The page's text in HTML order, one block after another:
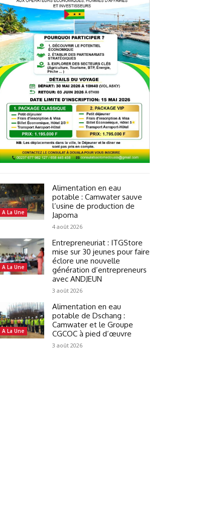
A La Une
Alimentation en eau
potable : Camwater sauve
l’usine de production de
Japoma
4 août 2026
A La Une
Entrepreneuriat : ITGStore
mise sur 30 jeunes pour faire
éclore une nouvelle
génération d’entrepreneurs
avec ANDJEUN
3 août 2026
A La Une
Alimentation en eau
potable de Dschang :
Camwater et le Groupe
CGCOC à pied d’œuvre
3 août 2026